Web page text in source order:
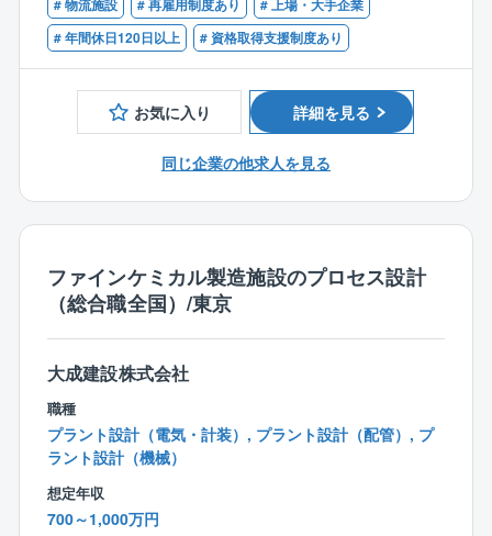
■好待遇
同社はスキルが高ければ高いほど高年収を獲得する機
会が多くございます。
経験や保有資格によって年収が増加していき、技術士
をお持ちの方は1,000万円以上の可能性もございます。
て年収が上がっていきます。
賞与も過去5年間は7カ月以上の支給実績がございま
す。
■ブルーオーシャン事業を展開！
上下水道施設や廃棄物処理施設は、土木・建築・機
交通防災分野（道路工事など）と比較すると参入障壁
が非常に高いため、競合が少なく、ブルーオーシャン
で事業が展開できる市場です。
同社では、技術的要求の高い市場で確かな価値を発揮
することで、事業の安定性を担保しております。
【働き方】
＜バイオ医薬品施設の場合＞
・施主から提示される製造処方、能力等の要件から、
機器構成の立案、プロセスフロー図の作成、熱・物質
収支計算、シミュレーション、機器・配管のサイジン
・機器リスト、機器データシートの作成
・プロセスに関する提案業務（最適化提案、改善提
・他のエンジニアが設計したプロセスの評価・検証
＜ファインケミカル施設の場合＞
・施主から提示される製造処方、能力等の要件から、
機器構成の立案、プロセスフロー図の作成、熱・物質
収支計算、シミュレーション、機器・配管のサイジン
グに加え、P&IDの作成
・機器リスト、機器データシートの作成
・プロセス機器配置計画
・プロセスに関する提案業務（最適化提案、改善提
案、自動化提案、省エネ提案他）
■医薬品製造施設のプロセス設計業務、機器設計業務
＜バイオ医薬品施設の場合＞
■シミュレーションソフトを使用した各種解析業務
＜ファインケミカル施設の場合＞
■シミュレーションソフトを使用した各種解析業務
■半導体製造工場のプロセス設計業務・機械設計業務
■特殊ユーティリティの設計業務
【歓迎】
■下記、いずれかの資格をお持ちの方
技術士／一級建築士／1級管工事施工管理技士／1級電
気工事施工管理技士／建築設備士／エネルギー管理士
／公害防止管理者／危険物取扱者／消防設備士／電気
主任技術者／情報処理技術者／計装士／機械器具設置
工事監理技術者／物流技術管理士／PMS／プロジェク
# 物流施設 # 再雇用制度あり
# 上場・大手企業
# 年間休日120日以上
# 資格取得支援制度あり
お気に入り 詳細を見る
同じ企業の他求人を見る
ファインケミカル製造施設のプロセス設計
（総合職全国）/東京
大成建設株式会社
職種
プラント設計（電気・計装）, プラント設計（配管）, プ
ラント設計（機械）
想定年収
700～1,000万円